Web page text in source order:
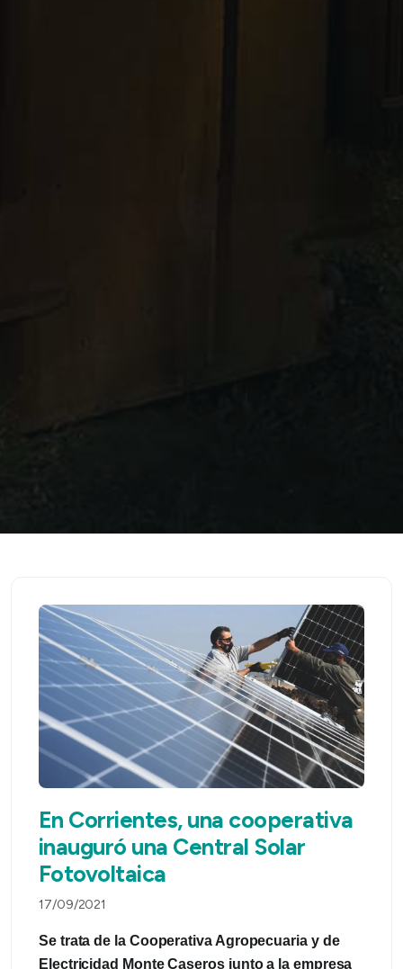
En Corrientes, una cooperativa
inauguró una Central Solar
Fotovoltaica
17/09/2021
Se trata de la Cooperativa Agropecuaria y de
Electricidad Monte Caseros junto a la empresa